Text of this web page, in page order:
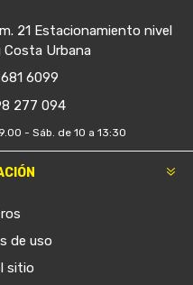
21 Estacionamiento nivel
Urbana
6099
277 094
- Sáb. de 10 a 13:30
de uso
sitio